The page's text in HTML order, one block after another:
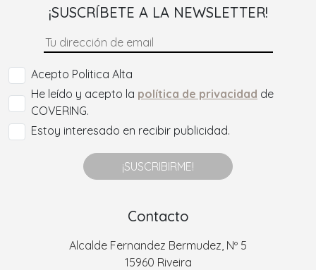
¡SUSCRÍBETE A LA NEWSLETTER!
Acepto Politica Alta
He leído y acepto la política de privacidad de
COVERING.
Estoy interesado en recibir publicidad.
¡SUSCRIBIRME!
Contacto
Alcalde Fernandez Bermudez, Nº 5
15960 Riveira